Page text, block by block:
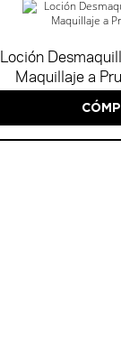
Loción
Maquillaje a